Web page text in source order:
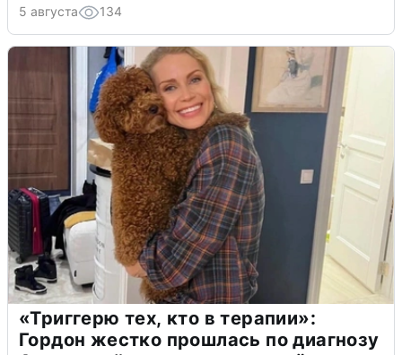
5 августа 134
«Триггерю тех, кто в терапии»:
Гордон жестко прошлась по диагнозу